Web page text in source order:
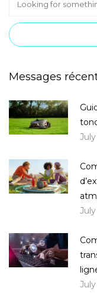
Messages
July
July